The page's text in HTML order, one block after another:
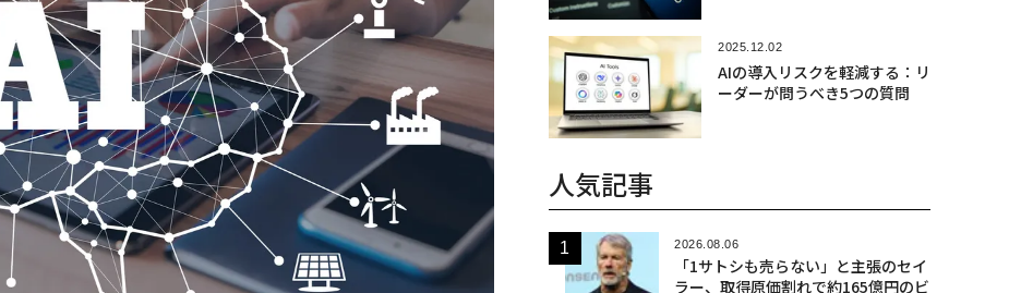
2025.12.02
AIの導入リスクを軽減する：リ
ーダーが問うべき5つの質問
人気記事
2026.08.06
「1サトシも売らない」と主張のセイ
ラー、取得原価割れで約165億円のビ